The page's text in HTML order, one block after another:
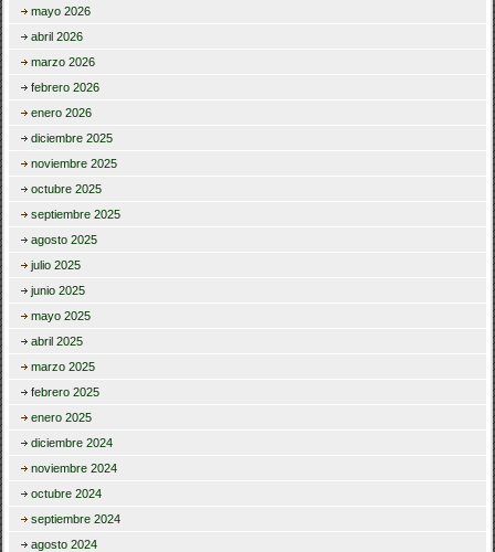
mayo 2026
abril 2026
marzo 2026
febrero 2026
enero 2026
diciembre 2025
noviembre 2025
octubre 2025
septiembre 2025
agosto 2025
julio 2025
junio 2025
mayo 2025
abril 2025
marzo 2025
febrero 2025
enero 2025
diciembre 2024
noviembre 2024
octubre 2024
septiembre 2024
agosto 2024